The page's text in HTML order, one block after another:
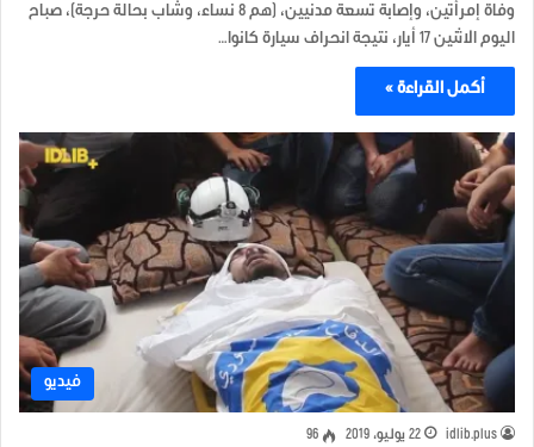
وفاة إمرأتين، وإصابة تسعة مدنيين، (هم 8 نساء، وشاب بحالة حرجة)، صباح
اليوم الاثنين 17 أيار، نتيجة انحراف سيارة كانوا…
أكمل القراءة »
فيديو
idlib.plus 22 يوليو، 2019 96